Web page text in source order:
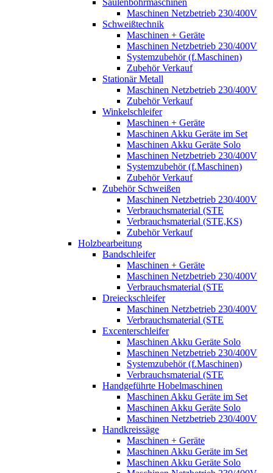
Säulenbohrmaschinen
Maschinen Netzbetrieb 230/400V
Schweißtechnik
Maschinen + Geräte
Maschinen Netzbetrieb 230/400V
Systemzubehör (f.Maschinen)
Zubehör Verkauf
Stationär Metall
Maschinen Netzbetrieb 230/400V
Zubehör Verkauf
Winkelschleifer
Maschinen + Geräte
Maschinen Akku Geräte im Set
Maschinen Akku Geräte Solo
Maschinen Netzbetrieb 230/400V
Systemzubehör (f.Maschinen)
Zubehör Verkauf
Zubehör Schweißen
Maschinen Netzbetrieb 230/400V
Verbrauchsmaterial (STE
Verbrauchsmaterial (STE,KS)
Zubehör Verkauf
Holzbearbeitung
Bandschleifer
Maschinen + Geräte
Maschinen Netzbetrieb 230/400V
Verbrauchsmaterial (STE
Dreieckschleifer
Maschinen Netzbetrieb 230/400V
Verbrauchsmaterial (STE
Excenterschleifer
Maschinen Akku Geräte Solo
Maschinen Netzbetrieb 230/400V
Systemzubehör (f.Maschinen)
Verbrauchsmaterial (STE
Handgeführte Hobelmaschinen
Maschinen Akku Geräte im Set
Maschinen Akku Geräte Solo
Maschinen Netzbetrieb 230/400V
Handkreissäge
Maschinen + Geräte
Maschinen Akku Geräte im Set
Maschinen Akku Geräte Solo